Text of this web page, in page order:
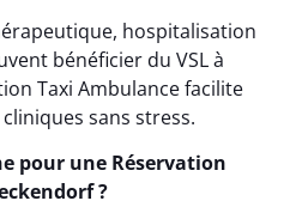
hospitalisation
bénéficier du VSL à
Taxi Ambulance facilite
sans stress.
pour une Réservation
?